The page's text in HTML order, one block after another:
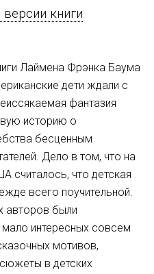
книги
Лаймена Фрэнка Баума
дети ждали с
фантазия
историю о
бесценным
Дело в том, что на
считалось, что детская
всего поучительной.
авторов были
интересных совсем
мотивов,
в детских